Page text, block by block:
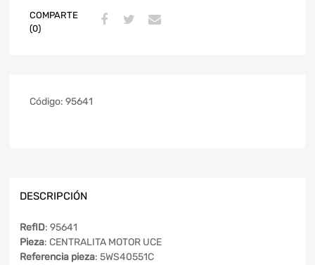
COMPARTE
(0)
Código: 95641
DESCRIPCIÓN
RefID: 95641
Pieza: CENTRALITA MOTOR UCE
Referencia pieza: 5WS40551C